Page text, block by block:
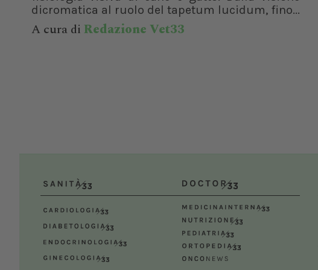
dicromatica al ruolo del tapetum lucidum, fino...
A cura di Redazione Vet33